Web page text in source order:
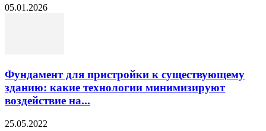
05.01.2026
Фундамент для пристройки к существующему
зданию: какие технологии минимизируют
воздействие на...
25.05.2022